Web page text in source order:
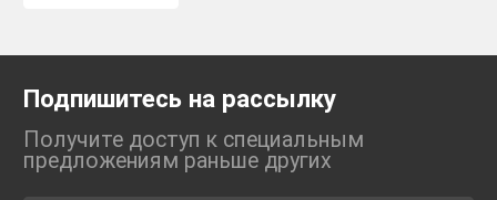
Подпишитесь на рассылку
Получите доступ к специальным
предложениям раньше других